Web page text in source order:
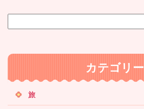
イ
内
索
索
カテゴリー
旅